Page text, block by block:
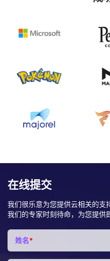
在线提交
我们很乐意为您提供云相关的支
我们的专家时刻待命，为您提供
姓名*